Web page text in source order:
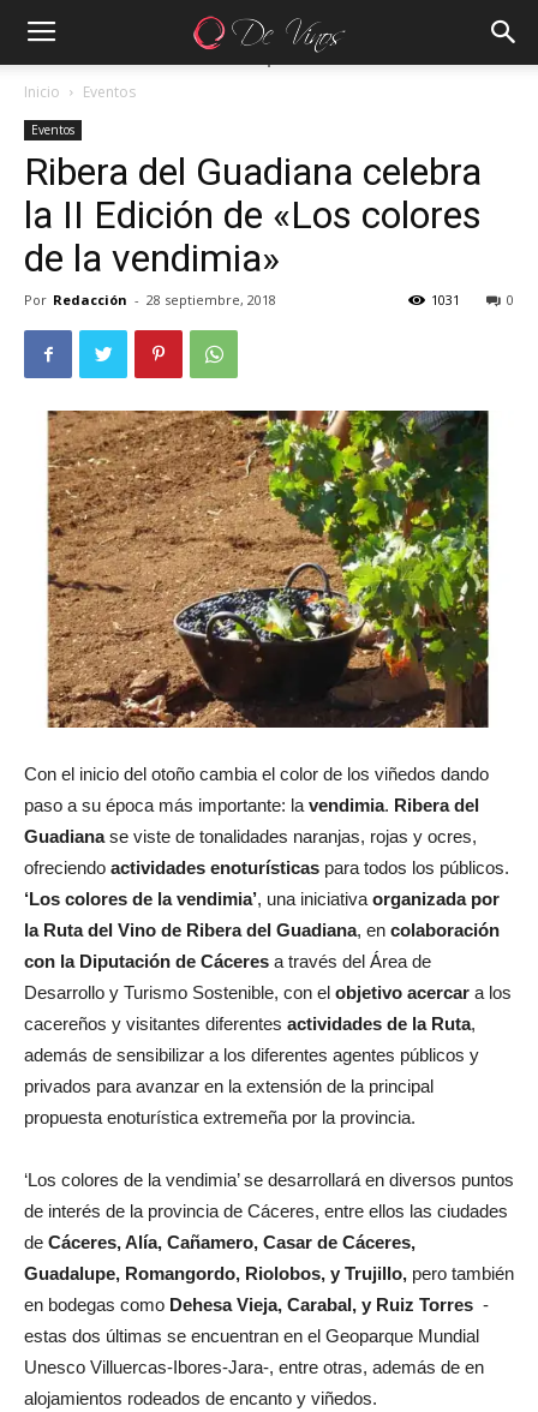
Inicio Eventos
Eventos
Ribera del Guadiana celebra
la II Edición de «Los colores
de la vendimia»
Por Redacción - 28 septiembre, 2018 0
1031
Con el inicio del otoño cambia el color de los viñedos dando
paso a su época más importante: la vendimia. Ribera del
Guadianase viste de tonalidades naranjas, rojas y ocres,
ofreciendo actividades enoturísticas para todos los públicos.
‘Los colores de la vendimia’, una iniciativa organizada por
la Ruta del Vino de Ribera del Guadiana, en colaboración
con la Diputación de Cáceres a través del Área de
Desarrollo y Turismo Sostenible, con el objetivo acercar a los
cacereños y visitantes diferentes actividades de la Ruta,
además de sensibilizar a los diferentes agentes públicos y
privados para avanzar en la extensión de la principal
propuesta enoturística extremeña por la provincia.
‘Los colores de la vendimia’ se desarrollará en diversos puntos
de interés de la provincia de Cáceres, entre ellos las ciudades
de Cáceres, Alía, Cañamero, Casar de Cáceres,
Guadalupe, Romangordo, Riolobos, y Trujillo, pero también
en bodegas como Dehesa Vieja, Carabal, y Ruiz Torres -
estas dos últimas se encuentran en el Geoparque Mundial
Unesco Villuercas-Ibores-Jara-, entre otras, además de en
alojamientos rodeados de encanto y viñedos.